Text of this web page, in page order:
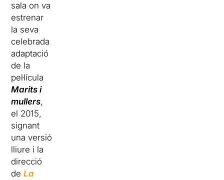
sala on va
estrenar
la seva
celebrada
adaptació
de la
pel·lícula
Marits i
mullers,
el 2015,
signant
una versió
lliure i la
direcció
deLa